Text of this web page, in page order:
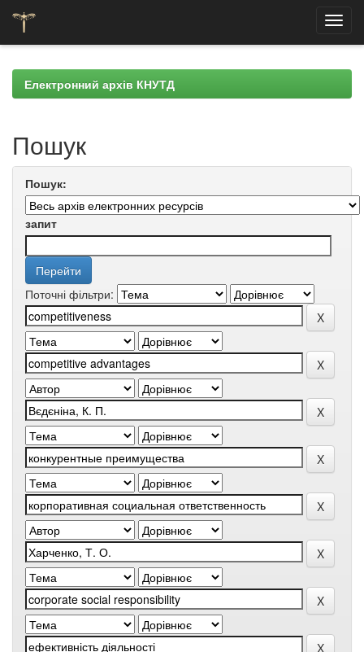
navigationЕлектронний архів КНУТД
Пошук
Пошук:
запит
Поточні фільтри: